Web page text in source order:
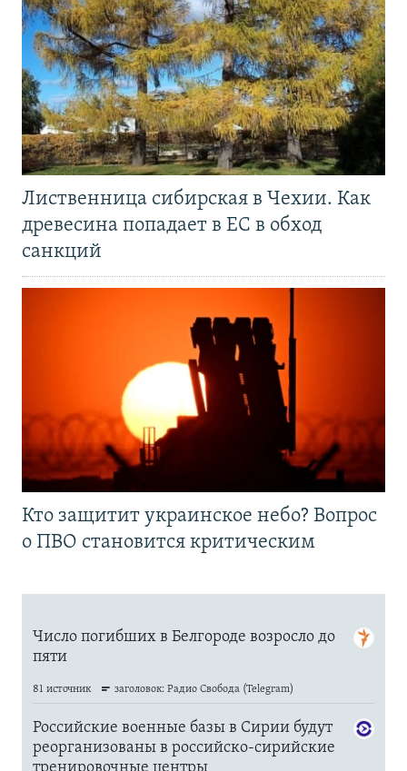
Лиственница сибирская в Чехии. Как
древесина попадает в ЕС в обход
санкций
Кто защитит украинское небо? Вопрос
о ПВО становится критическим